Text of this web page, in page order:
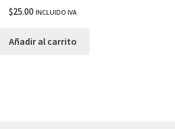
$25.00 INCLUIDO IVA
Añadir al carrito